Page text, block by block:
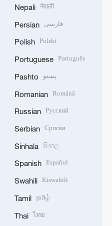
Nepali नेपाली
Persian فارسی
Polish Polski
Portuguese Português
Pashto پښتو
Romanian Română
Russian Русский
Serbian Српски
Sinhala සිංහල
Spanish Español
Swahili Kiswahili
Tamil தமிழ்
Thai ไทย